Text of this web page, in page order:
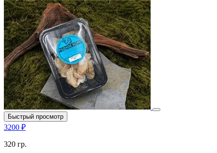
Быстрый просмотр
3200 ₽
320 гр.